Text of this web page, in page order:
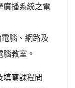
廣播系統之電
腦、網路及
教室。
填寫課程問